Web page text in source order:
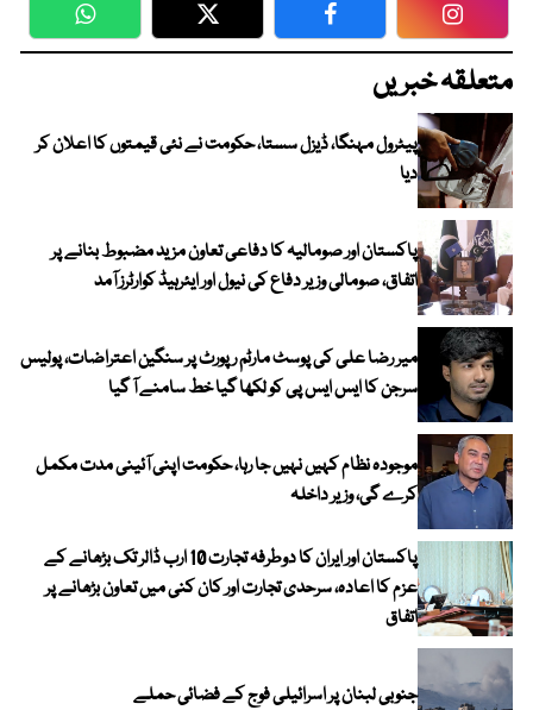
WhatsApp Twitter Facebook
متعلقہ خبریں
پیٹرول مہنگا، ڈیزل سستا، حکومت نے نئی قیمتوں کا اعلان کر
دیا
پاکستان اور صومالیہ کا دفاعی تعاون مزید مضبوط بنانے پر
اتفاق، صومالی وزیر دفاع کی نیول اور ایئرہیڈ کوارٹرز آمد
میر رضا علی کی پوسٹ مارٹم رپورٹ پر سنگین اعتراضات، پولیس
سرجن کا ایس ایس پی کو لکھا گیا خط سامنے آ گیا
موجودہ نظام کہیں نہیں جا رہا، حکومت اپنی آئینی مدت مکمل
کرے گی، وزیر داخلہ
پاکستان اور ایران کا دوطرفہ تجارت 10 ارب ڈالر تک بڑھانے کے
عزم کا اعادہ، سرحدی تجارت اور کان کنی میں تعاون بڑھانے پر
اتفاق
جنوبی لبنان پر اسرائیلی فوج کے فضائی حملے